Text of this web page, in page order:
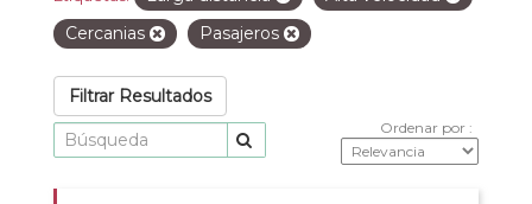
Cercanias
Pasajeros
Filtrar Resultados
Ordenar por